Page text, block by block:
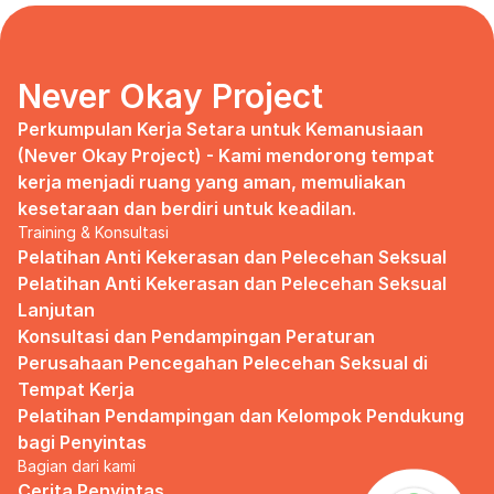
marketing strategy, I uphold myself to fill
that position. I believe I had something to
give, I like designing, and Social Media is
kinda my forte, so I did work on that solo.
Until one day I’ve had enough:
I came to work finding out that they
outsourced a social media analyst (which
conveniently consists of ALL GUYS) to
Don’t get me wrong, I want the best for
the company, but they didn’t even run it
up on me that they’re trying to solve the
marketing problem (that I was unaware
of).
I will never forget the laughs they all
shared in the meeting room, with no vagina
Never Okay Project
Perkumpulan Kerja Setara untuk Kemanusiaan
(Never Okay Project) - Kami mendorong tempat
kerja menjadi ruang yang aman, memuliakan
kesetaraan dan berdiri untuk keadilan.
Training & Konsultasi
Pelatihan Anti Kekerasan dan Pelecehan Seksual
Pelatihan Anti Kekerasan dan Pelecehan Seksual
Lanjutan
Konsultasi dan Pendampingan Peraturan
Perusahaan Pencegahan Pelecehan Seksual di
Tempat Kerja
Pelatihan Pendampingan dan Kelompok Pendukung
bagi Penyintas
Bagian dari kami